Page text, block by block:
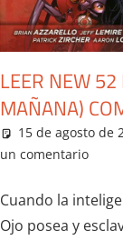
LEER NEW
MAÑANA)
15 de agosto de
un comentario
Cuando la
Ojo posea y